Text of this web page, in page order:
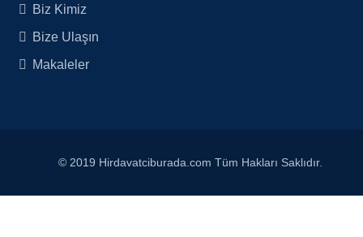
Biz Kimiz
Bize Ulaşın
Makaleler
© 2019 Hirdavatciburada.com Tüm Hakları Saklıdır.